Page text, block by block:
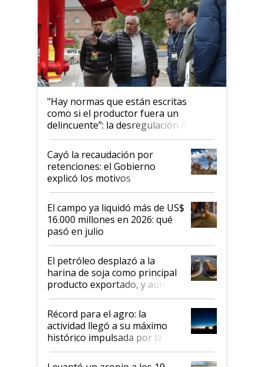
"Hay normas que están escritas
como si el productor fuera un
delincuente”: la desregulación llegó
al Congreso Aapresid y hasta se
habló del financiamiento al IPCVA
Cayó la recaudación por
retenciones: el Gobierno
explicó los motivos
El campo ya liquidó más de US$
16.000 millones en 2026: qué
pasó en julio
El petróleo desplazó a la
harina de soja como principal
producto exportado, y aún así
el agro aportó casi seis de cada
diez dólares y sostuvo el
liderazgo en un semestre
récord
Récord para el agro: la
actividad llegó a su máximo
histórico impulsada por la
cosecha y las exportaciones